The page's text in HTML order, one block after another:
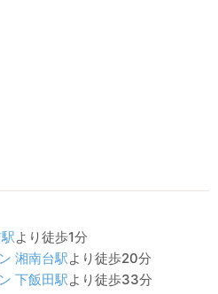
より徒歩1分
湘南台駅より徒歩20分
下飯田駅より徒歩33分